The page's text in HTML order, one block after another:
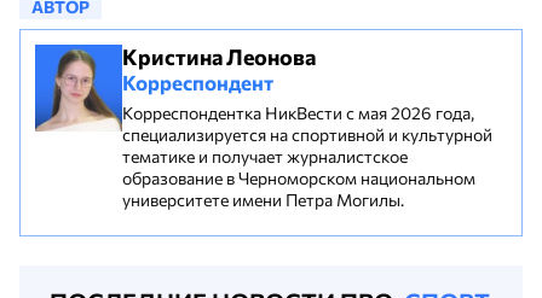
АВТОР
Кристина Леонова
Корреспондент
Корреспондентка НикВести с мая 2026 года,
специализируется на спортивной и культурной
тематике и получает журналистское
образование в Черноморском национальном
университете имени Петра Могилы.